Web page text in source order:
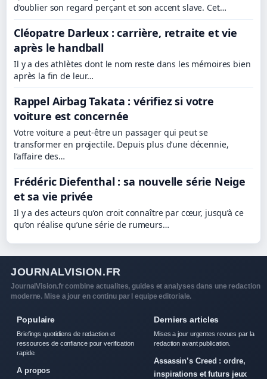
d’oublier son regard perçant et son accent slave. Cet…
Cléopatre Darleux : carrière, retraite et vie
après le handball
Il y a des athlètes dont le nom reste dans les mémoires bien
après la fin de leur…
Rappel Airbag Takata : vérifiez si votre
voiture est concernée
Votre voiture a peut-être un passager qui peut se
transformer en projectile. Depuis plus d’une décennie,
l’affaire des…
Frédéric Diefenthal : sa nouvelle série Neige
et sa vie privée
Il y a des acteurs qu’on croit connaître par cœur, jusqu’à ce
qu’on réalise qu’une série de rumeurs…
JOURNALVISION.FR
JournalVision.fr combine actualites, guides et analyses dans une redaction
moderne. Mise a jour en continu par l equipe editoriale.
Populaire
Briefings quotidiens de redaction et
ressources de confiance pour verification
rapide.
A propos
Derniers articles
Mises a jour urgentes revues par la
redaction avant publication.
Assassin’s Creed : ordre,
inspirations et futurs jeux